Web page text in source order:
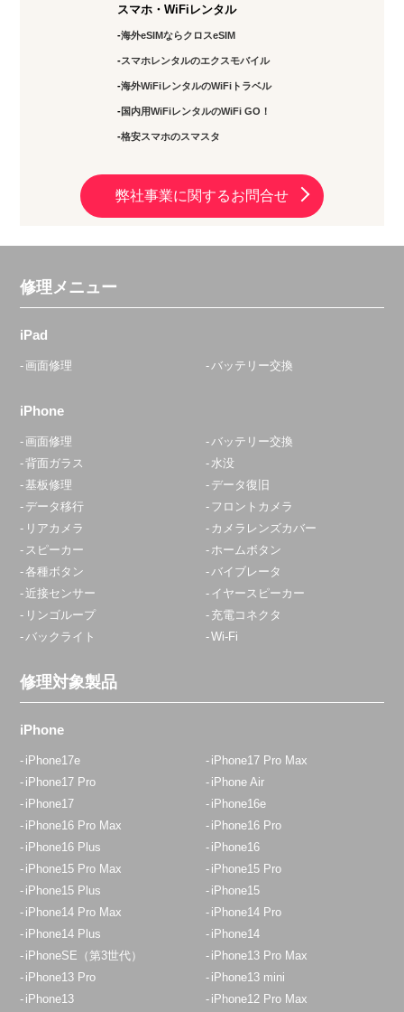
スマホ・WiFiレンタル
海外eSIMならクロスeSIM
スマホレンタルのエクスモバイル
海外WiFiレンタルのWiFiトラベル
国内用WiFiレンタルのWiFi GO！
格安スマホのスマスタ
弊社事業に関するお問合せ
修理メニュー
iPad
画面修理 バッテリー交換
iPhone
画面修理
バッテリー交換
背面ガラス
水没
基板修理
データ復旧
データ移行
フロントカメラ
リアカメラ
カメラレンズカバー
スピーカー
ホームボタン
各種ボタン
バイブレータ
近接センサー
イヤースピーカー
リンゴループ
充電コネクタ
バックライト
Wi-Fi
修理対象製品
iPhone
iPhone17e
iPhone17 Pro Max
iPhone17 Pro
iPhone Air
iPhone17
iPhone16e
iPhone16 Pro Max
iPhone16 Pro
iPhone16 Plus
iPhone16
iPhone15 Pro Max
iPhone15 Pro
iPhone15 Plus
iPhone15
iPhone14 Pro Max
iPhone14 Pro
iPhone14 Plus
iPhone14
iPhoneSE（第3世代）
iPhone13 Pro Max
iPhone13 Pro
iPhone13 mini
iPhone13
iPhone12 Pro Max